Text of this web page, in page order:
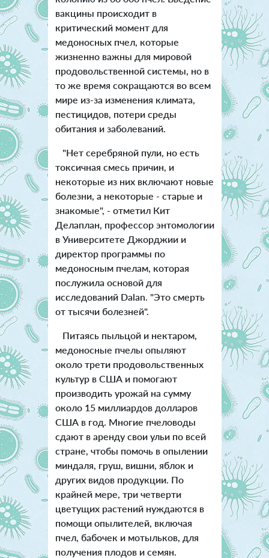
вакцины происходит в
критический момент для
медоносных пчел, которые
жизненно важны для мировой
продовольственной системы, но в
то же время сокращаются во всем
мире из-за изменения климата,
пестицидов, потери среды
обитания и заболеваний.
"Нет серебряной пули, но есть
токсичная смесь причин, и
некоторые из них включают новые
болезни, а некоторые - старые и
знакомые", - отметил Кит
Делаплан, профессор энтомологии
в Университете Джорджии и
директор программы по
медоносным пчелам, которая
послужила основой для
исследований Dalan. "Это смерть
от тысячи болезней".
Питаясь пыльцой и нектаром,
медоносные пчелы опыляют
около трети продовольственных
культур в США и помогают
производить урожай на сумму
около 15 миллиардов долларов
США в год. Многие пчеловоды
сдают в аренду свои ульи по всей
стране, чтобы помочь в опылении
миндаля, груш, вишни, яблок и
других видов продукции. По
крайней мере, три четверти
цветущих растений нуждаются в
помощи опылителей, включая
пчел, бабочек и мотыльков, для
получения плодов и семян.